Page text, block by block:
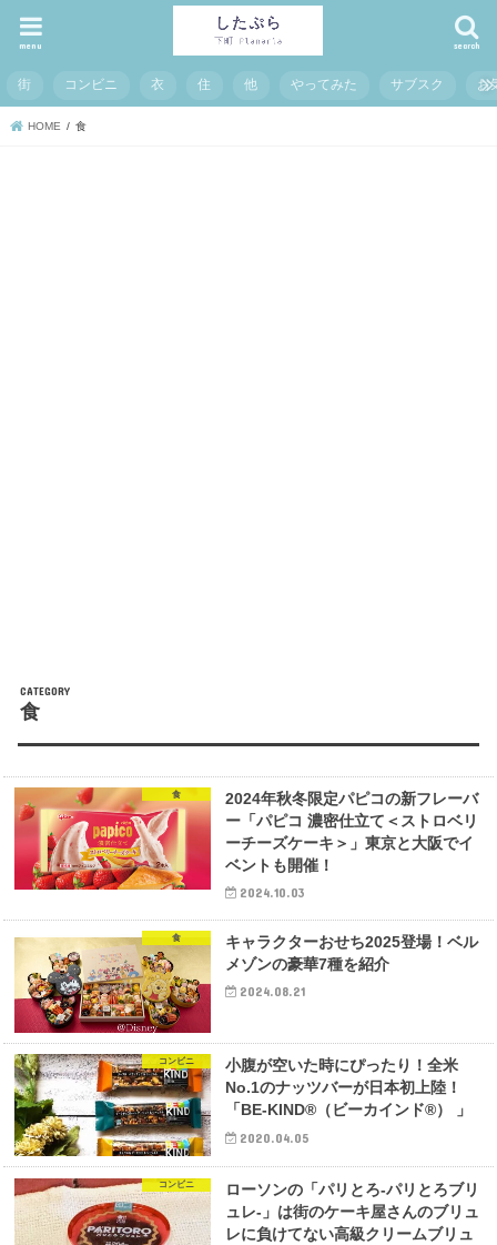
search
menu
街 コンビニ 衣 住 他 やってみた サブスク お
HOME 食
食
食
2024年秋冬限定パピコの新フレーバ
ー「パピコ 濃密仕立て＜ストロベリ
ーチーズケーキ＞」東京と大阪でイ
ベントも開催！
2024.10.03
食
キャラクターおせち2025登場！ベル
メゾンの豪華7種を紹介
2024.08.21
コンビニ
小腹が空いた時にぴったり！全米
No.1のナッツバーが日本初上陸！
「BE-KIND®（ビーカインド®） 」
2020.04.05
コンビニ
ローソンの「パリとろ-パリとろブリ
ュレ-」は街のケーキ屋さんのブリュ
レに負けてない高級クリームブリュ